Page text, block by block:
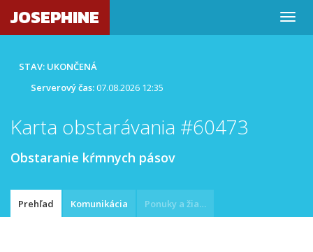
JOSEPHINE
STAV: UKONČENÁ
Serverový čas:07.08.2026 12:35
Karta obstarávania #60473
Obstaranie kŕmnych pásov
Prehľad Komunikácia Ponuky a žiadosti